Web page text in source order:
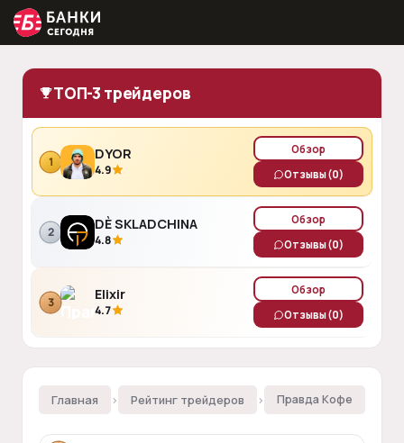
ТОП-3 трейдеров
1 DYOR
4.9
Обзор
Отзывы(0)
2 DÈ SKLADCHINA
4.8
Обзор
Отзывы(0)
3 Elixir
4.7
Обзор
Отзывы(0)
Главная › Рейтинг трейдеров › Правда Кофе